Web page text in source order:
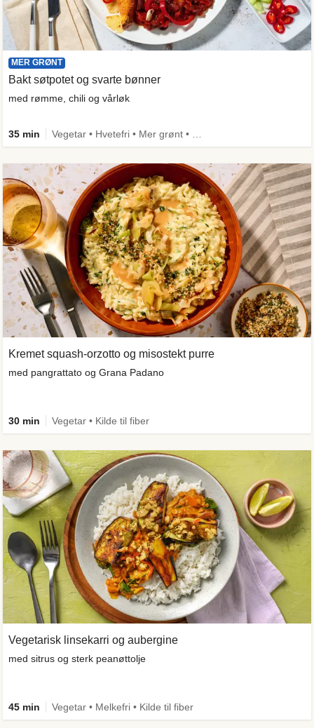
MER GRØNT
Bakt søtpotet og svarte bønner
med rømme, chili og vårløk
35 min
Kremet squash-orzotto og misostekt purre
med pangrattato og Grana Padano
30 min Vegetar • Kilde til fiber
Vegetarisk linsekarri og aubergine
med sitrus og sterk peanøttolje
45 min Vegetar • Melkefri • Kilde til fiber